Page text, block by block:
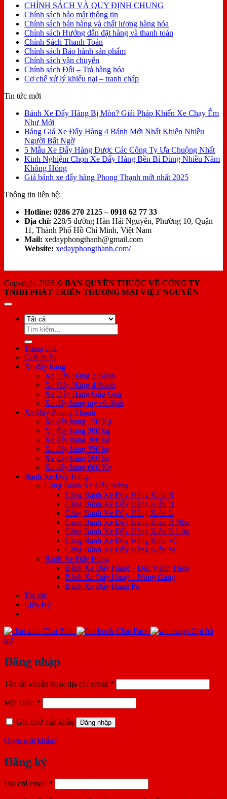
CHÍNH SÁCH VÀ QUY ĐỊNH CHUNG
Chính sách bảo mật thông tin
Chính sách bán hàng và chất lượng hàng hóa
Chính sách Hướng dẫn đặt hàng và thanh toán
Chính Sách Thanh Toán
Chính sách Bảo hành sản phẩm
Chính sách vận chuyển
Chính sách Đổi – Trả hàng hóa
Cơ chế xử lý khiếu nại – tranh chấp
Tin tức mới
Bánh Xe Đẩy Hàng Bị Mòn? Giải Pháp Khiến Xe Chạy Êm
Như Mới
Bảng Giá Xe Đẩy Hàng 4 Bánh Mới Nhất Khiến Nhiều
Người Bất Ngờ
5 Mẫu Xe Đẩy Hàng Được Các Công Ty Ưa Chuộng Nhất
Kinh Nghiệm Chọn Xe Đẩy Hàng Bền Bỉ Dùng Nhiều Năm
Không Hỏng
Giá bánh xe đẩy hàng Phong Thạnh mới nhất 2025
Thông tin liên hệ:
Hotline: 0286 270 2125 – 0918 62 77 33
Địa chỉ: 228/5 đường Hàn Hải Nguyên, Phường 10, Quận
11, Thành Phố Hồ Chí Minh, Việt Nam
Mail: xedayphongthanh@gmail.com
Website: xedayphongthanh.com/
Copyright 2026 © BẢN QUYỀN THUỘC VỀ CÔNG TY
TNHH PHÁT TRIỂN THƯƠNG MẠI VIỆT NGUYÊN
Tìm
kiếm:
Trang chủ
Giới thiệu
Xe đẩy hàng
Xe Đẩy Hàng 2 Bánh
Xe Đẩy Hàng 4 Bánh
Xe Đẩy Hàng Gấp Gọn
Xe đẩy hàng tay cố định
Xe Đẩy Phong Thạnh
Xe đẩy hàng 150 Kg
Xe đẩy hàng 200 kg
Xe đẩy hàng 300 kg
Xe đẩy hàng 350 kg
Xe đẩy hàng 500 kg
Xe đẩy hàng 600 Kg
Bánh Xe Đẩy Hàng
Càng Bánh Xe Đẩy Hàng
Càng Bánh Xe Đẩy Hàng Kiểu B
Càng Bánh Xe Đẩy Hàng Kiểu H
Càng Bánh Xe Đẩy Hàng Kiểu L
Càng Bánh Xe Đẩy Hàng Kiểu R Nhỏ
Càng Bánh Xe Đẩy Hàng Kiểu R Lớn
Càng Bánh Xe Đẩy Hàng Kiểu SC
Càng Bánh Xe Đẩy Hàng Kiểu M
Bánh Xe Đẩy Hàng
Bánh Xe Đẩy Hàng – Đặc Vành Thép
Bánh Xe Đẩy Hàng – Nòng Gang
Bánh Xe Đẩy Hàng Pu
Tin tức
Liên Hệ
Chat Zalo Chat Face
Gọi hỗ
trợ
Đăng nhập
Tên tài khoản hoặc địa chỉ email *
buộc
Mật khẩu *
buộc
Ghi nhớ mật khẩu
Đăng nhập
Quên mật khẩu?
Đăng ký
Địa chỉ email *
buộc